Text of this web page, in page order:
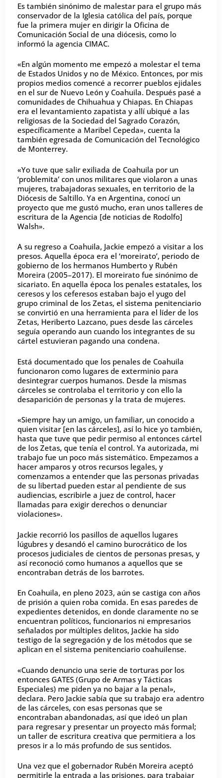
Es también sinónimo de malestar para el grupo más
conservador de la Iglesia católica del país, porque
fue la primera mujer en dirigir la Oficina de
Comunicación Social de una diócesis, como lo
informó la agencia CIMAC.
«En algún momento me empezó a molestar el tema
de Estados Unidos y no de México. Entonces, por mis
propios medios comencé a recorrer pueblos ejidales
en el sur de Nuevo León y Coahuila. Después pasé a
comunidades de Chihuahua y Chiapas. En Chiapas
era el levantamiento zapatista y allí ubiqué a las
religiosas de la Sociedad del Sagrado Corazón,
específicamente a Maribel Cepeda», cuenta la
también egresada de Comunicación del Tecnológico
de Monterrey.
«Yo tuve que salir exiliada de Coahuila por un
‘problemita’ con unos militares que violaron a unas
mujeres, trabajadoras sexuales, en territorio de la
Diócesis de Saltillo. Ya en Argentina, conocí un
proyecto que me gustó mucho, eran unos talleres de
escritura de la Agencia [de noticias de Rodolfo]
Walsh».
A su regreso a Coahuila, Jackie empezó a visitar a los
presos. Aquella época era el ‘moreirato’, periodo de
gobierno de los hermanos Humberto y Rubén
Moreira (2005–2017). El moreirato fue sinónimo de
sicariato. En aquella época los penales estatales, los
ceresos y los ceferesos estaban bajo el yugo del
grupo criminal de los Zetas, el sistema penitenciario
se convirtió en una herramienta para el líder de los
Zetas, Heriberto Lazcano, pues desde las cárceles
seguía operando aun cuando los integrantes de su
cártel estuvieran pagando una condena.
Está documentado que los penales de Coahuila
funcionaron como lugares de exterminio para
desintegrar cuerpos humanos. Desde la mismas
cárceles se controlaba el territorio y con ello la
desaparición de personas y la trata de mujeres.
«Siempre hay un amigo, un familiar, un conocido a
quien visitar [en las cárceles], así lo hice yo también,
hasta que tuve que pedir permiso al entonces cártel
de los Zetas, que tenía el control. Ya autorizada, mi
trabajo fue un poco más sistemático. Empezamos a
hacer amparos y otros recursos legales, y
comenzamos a entender que las personas privadas
de su libertad pueden estar al pendiente de sus
audiencias, escribirle a juez de control, hacer
llamadas para exigir derechos o denunciar
violaciones».
Jackie recorrió los pasillos de aquellos lugares
lúgubres y desandó el camino burocrático de los
procesos judiciales de cientos de personas presas, y
así reconoció como humanos a aquellos que se
encontraban detrás de los barrotes.
En Coahuila, en pleno 2023, aún se castiga con años
de prisión a quien roba comida. En esas paredes de
expedientes detenidos, en donde claramente no se
encuentran políticos, funcionarios ni empresarios
señalados por múltiples delitos, Jackie ha sido
testigo de la segregación y de los métodos que se
aplican en el sistema penitenciario coahuilense.
«Cuando denuncio una serie de torturas por los
entonces GATES (Grupo de Armas y Tácticas
Especiales) me piden ya no bajar a la penal»,
declara. Pero Jackie sabía que su trabajo era adentro
de las cárceles, con esas personas que se
encontraban abandonadas, así que ideó un plan
para regresar y presentar un proyecto más formal;
un taller de escritura creativa que permitiera a los
presos ir a lo más profundo de sus sentidos.
Una vez que el gobernador Rubén Moreira aceptó
permitirle la entrada a las prisiones, para trabajar